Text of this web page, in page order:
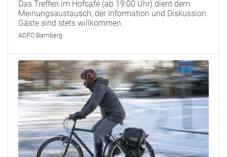
Das Treffen im Hofcafé (ab 19:00 Uhr) dient dem
Meinungsaustausch, der Information und Diskussion.
Gäste sind stets willkommen.
ADFC Bamberg